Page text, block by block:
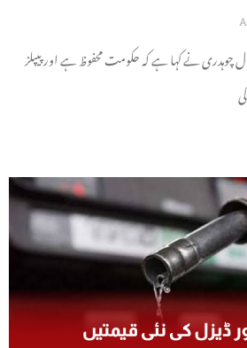
چوہدری نے کہا ہے کہ حکومت محفوظ ہے اور پیپلز